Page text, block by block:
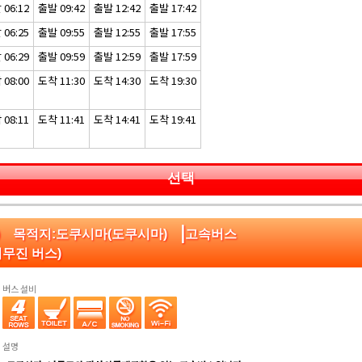
06:12 출발 09:42 출발 12:42 출발 17:42
06:25
출발 09:55 출발 12:55
출발 17:55
06:29 출발 09:59 출발 12:59 출발 17:59
08:00 도착 11:30 도착 14:30 도착 19:30
08:11 도착 11:41 도착 14:41 도착 19:41
선택
목적지:도쿠시마(도쿠시마) |고속버스
진 버스)
버스 설비
설명